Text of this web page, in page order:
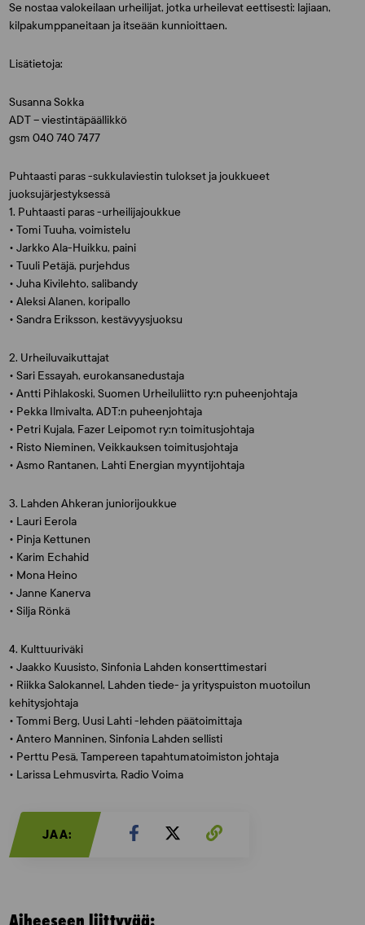
Se nostaa valokeilaan urheilijat, jotka urheilevat eettisesti: lajiaan,
kilpakumppaneitaan ja itseään kunnioittaen.
Lisätietoja:
Susanna Sokka
ADT – viestintäpäällikkö
gsm 040 740 7477
Puhtaasti paras -sukkulaviestin tulokset ja joukkueet
juoksujärjestyksessä
1. Puhtaasti paras -urheilijajoukkue
• Tomi Tuuha, voimistelu
• Jarkko Ala-Huikku, paini
• Tuuli Petäjä, purjehdus
• Juha Kivilehto, salibandy
• Aleksi Alanen, koripallo
• Sandra Eriksson, kestävyysjuoksu
2. Urheiluvaikuttajat
• Sari Essayah, eurokansanedustaja
• Antti Pihlakoski, Suomen Urheiluliitto ry:n puheenjohtaja
• Pekka Ilmivalta, ADT:n puheenjohtaja
• Petri Kujala, Fazer Leipomot ry:n toimitusjohtaja
• Risto Nieminen, Veikkauksen toimitusjohtaja
• Asmo Rantanen, Lahti Energian myyntijohtaja
3. Lahden Ahkeran juniorijoukkue
• Lauri Eerola
• Pinja Kettunen
• Karim Echahid
• Mona Heino
• Janne Kanerva
• Silja Rönkä
4. Kulttuuriväki
• Jaakko Kuusisto, Sinfonia Lahden konserttimestari
• Riikka Salokannel, Lahden tiede- ja yrityspuiston muotoilun
kehitysjohtaja
• Tommi Berg, Uusi Lahti -lehden päätoimittaja
• Antero Manninen, Sinfonia Lahden sellisti
• Perttu Pesä, Tampereen tapahtumatoimiston johtaja
• Larissa Lehmusvirta, Radio Voima
JAA: